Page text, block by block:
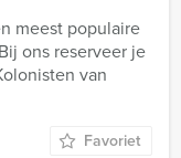
meest populaire
ons reserveer je
van
Favoriet